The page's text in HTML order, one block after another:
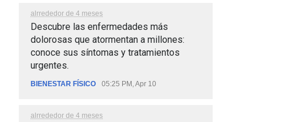
alrrededor de 4 meses
Descubre las enfermedades más
dolorosas que atormentan a millones:
conoce sus síntomas y tratamientos
urgentes.
BIENESTAR FÍSICO 05:25 PM, Apr 10
alrrededor de 4 meses